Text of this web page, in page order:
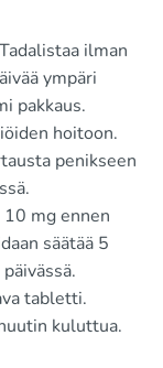
ilman
ympäri
pakkaus.
hoitoon.
penikseen
10 mg ennen
säätää 5
tabletti.
kuluttua.